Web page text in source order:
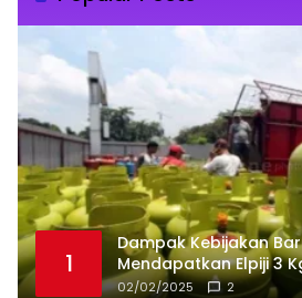
1
Dampak Kebijakan
Mendapatkan Elpiji 3
02/02/2025 2